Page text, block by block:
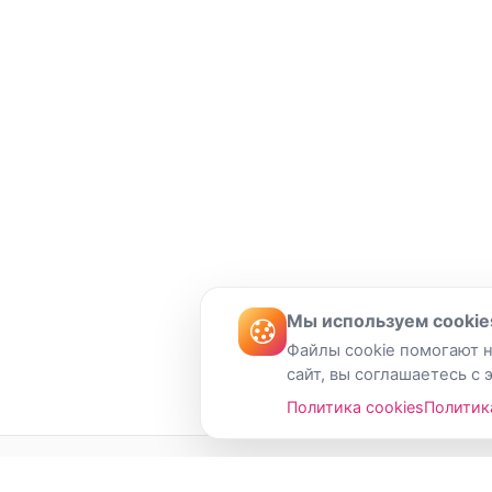
Мы используем
Файлы cookie помогают
сайт, вы соглашаетесь с
Политика cookies